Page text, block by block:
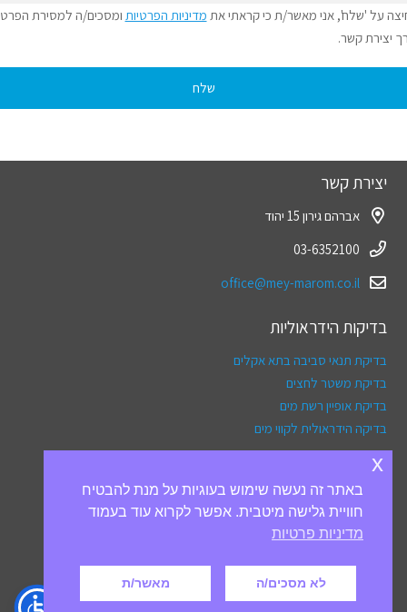
באתר זה נעשה שימוש בעוגיות על מנת להבטיח
חוויית גלישה מיטבית. אפשר לקרוא עוד בעמוד
מדיניות פרטיות
לא מסכים/ה מאשר/ת
x
על 'שלח', אני מאשר/ת כי קראתי את מדיניות הפרטיות ומסכים/ה למסירת
יצירת קשר.
יצירת קשר
אברהם גירון 15 יהוד
03-6352100
office@mey-marom.co.il
בדיקות הידראוליות
בדיקת תנאי סביבה בתא אקלים
בדיקת משטר לחצים
בדיקת אופיין רשת מים
בדיקה הידראולית לקווי מים
תפריט
אודותינו
שאלות ותשובות
הצהרת נגישות